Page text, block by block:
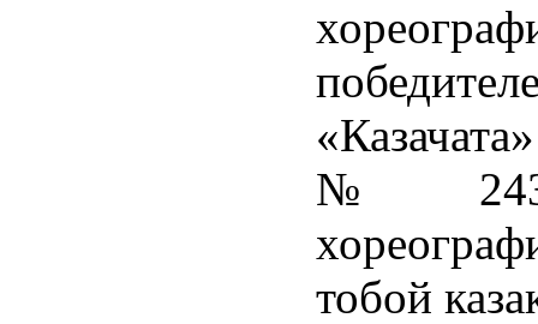
№
тобой